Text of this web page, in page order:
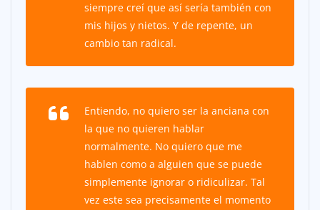
siempre creí que así sería también con
mis hijos y nietos. Y de repente, un
cambio tan radical.
Entiendo, no quiero ser la anciana con
la que no quieren hablar
normalmente. No quiero que me
hablen como a alguien que se puede
simplemente ignorar o ridiculizar. Tal
vez este sea precisamente el momento